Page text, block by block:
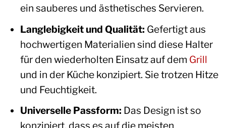
ein sauberes und ästhetisches Servieren.
Langlebigkeit und Qualität: Gefertigt aus
hochwertigen Materialien sind diese Halter
für den wiederholten Einsatz auf dem Grill
und in der Küche konzipiert. Sie trotzen Hitze
und Feuchtigkeit.
Universelle Passform: Das Design ist so
konzipiert, dass es auf die meisten